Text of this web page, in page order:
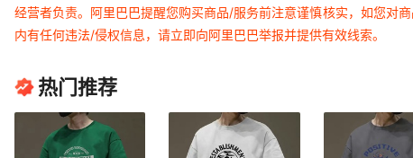
经营者负责。阿里巴巴提醒您购买商品/服务前注意谨慎核实，如您对
内有任何违法/侵权信息，请立即向阿里巴巴举报并提供有效线索。
热门推荐